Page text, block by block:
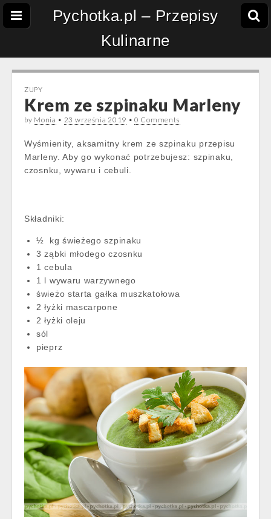
Pychotka.pl – Przepisy
Kulinarne
ZUPY
Krem ze szpinaku Marleny
by Monia • 23 września 2019 •0 Comments
Wyśmienity, aksamitny krem ze szpinaku przepisu
Marleny. Aby go wykonać potrzebujesz: szpinaku,
czosnku, wywaru i cebuli.
Składniki:
½ kg świeżego szpinaku
3 ząbki młodego czosnku
1 cebula
1 l wywaru warzywnego
świeżo starta gałka muszkatołowa
2 łyżki mascarpone
2 łyżki oleju
sól
pieprz